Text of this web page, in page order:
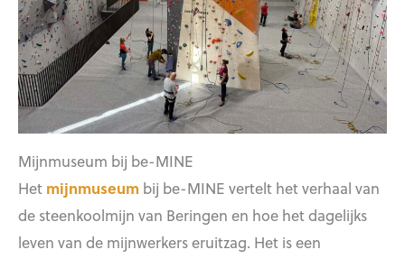
Mijnmuseum bij be-MINE
Het mijnmuseum bij be-MINE vertelt het verhaal van
de steenkoolmijn van Beringen en hoe het dagelijks
leven van de mijnwerkers eruitzag. Het is een